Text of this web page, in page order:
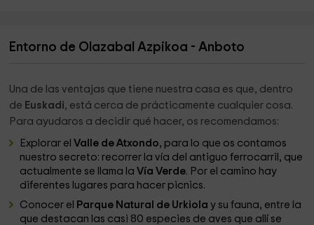
Entorno de Olazabal Azpikoa - Anboto
Una de las ventajas que tiene nuestra casa es que, dentro
de Euskadi, está cerca de prácticamente cualquier cosa.
Para ayudaros a decidir qué hacer, os recomendamos:
Explorar elValle de Atxondo, para lo que os contamos
nuestro secreto: recorrer la vía del antiguo ferrocarril, que
actualmente se llama laVía Verde. Por el camino hay
diferentes lugares para hacer picnics.
Conocer el
Parque Natural de Urkiolay su fauna, entre la
que destacan las casi 80 especies de aves que allí se